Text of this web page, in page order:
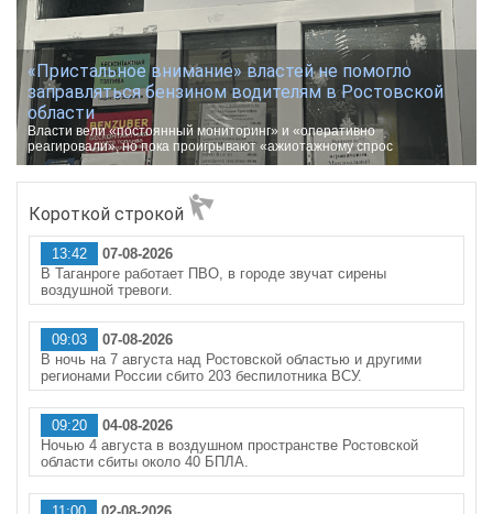
«Пристальное внимание» властей не помогло
заправляться бензином водителям в Ростовской
области
Власти вели «постоянный мониторинг» и «оперативно
реагировали», но пока проигрывают «ажиотажному спрос
Короткой строкой
13:42
07-08-2026
В Таганроге работает ПВО, в городе звучат сирены
воздушной тревоги.
09:03
07-08-2026
В ночь на 7 августа над Ростовской областью и другими
регионами России сбито 203 беспилотника ВСУ.
09:20
04-08-2026
Ночью 4 августа в воздушном пространстве Ростовской
области сбиты около 40 БПЛА.